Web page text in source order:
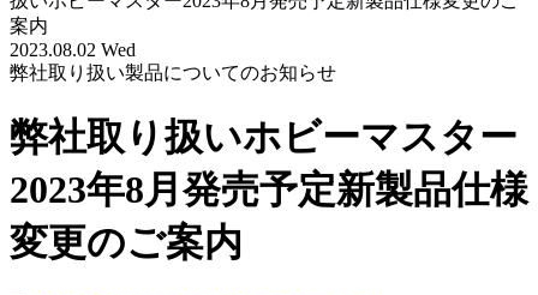
案内
2023.08.02 Wed
弊社取り扱い製品についてのお知らせ
弊社取り扱いホビーマスター
2023年8月発売予定新製品仕様
変更のご案内